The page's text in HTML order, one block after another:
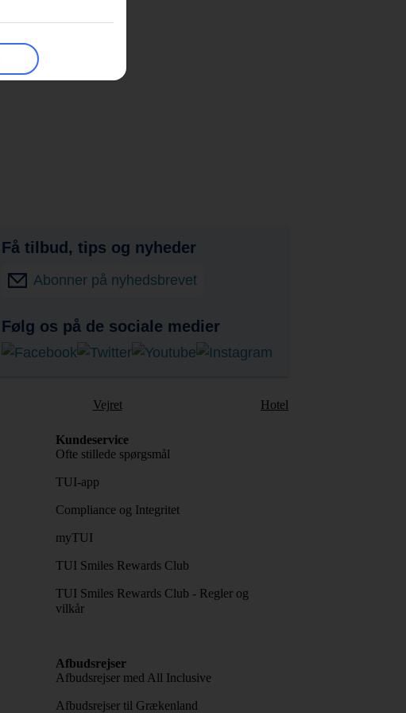
Få tilbud, tips og nyheder
Abonner på nyhedsbrevet
Følg os på de sociale medier
Vejret Hotel
Kundeservice
Ofte stillede spørgsmål
TUI-app
Compliance og Integritet
myTUI
TUI Smiles Rewards Club
TUI Smiles Rewards Club - Regler og
vilkår
Afbudsrejser
Afbudsrejser med All Inclusive
Afbudsrejser til Grækenland